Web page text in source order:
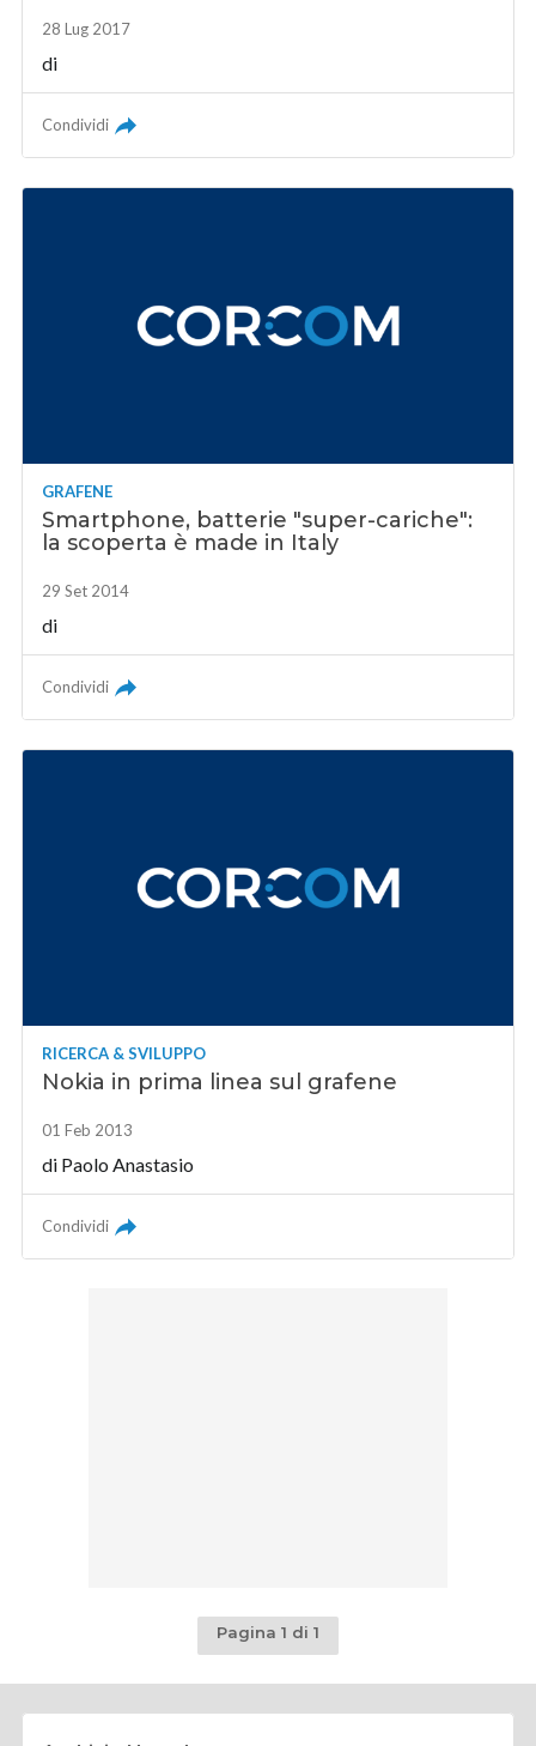
28 Lug 2017
di
Condividi
GRAFENE
Smartphone, batterie "super-cariche":
la scoperta è made in Italy
29 Set 2014
di
Condividi
RICERCA & SVILUPPO
Nokia in prima linea sul grafene
01 Feb 2013
di Paolo Anastasio
Condividi
Pagina 1 di 1